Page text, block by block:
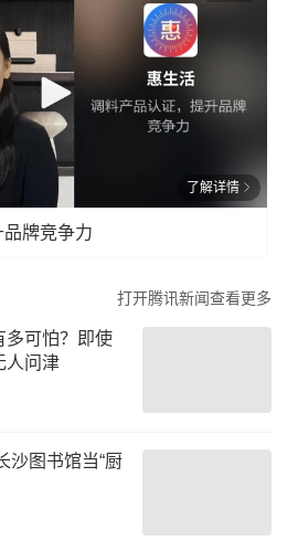
了解详情
牌竞争力
打开腾讯新闻查看更多
多可怕？即使
人问津
沙图书馆当“厨